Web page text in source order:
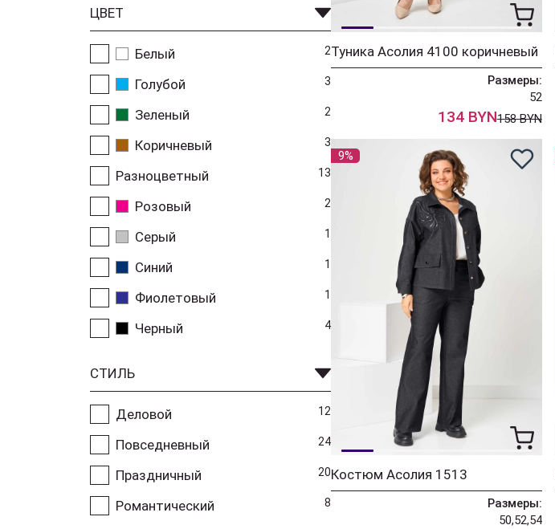
ЦВЕТ
Белый 2
Голубой 3
Зеленый 2
Коричневый 3
Разноцветный 13
Розовый 2
Серый 1
Синий 1
Фиолетовый 1
Черный 4
СТИЛЬ
Деловой 12
Повседневный 24
Праздничный 20
Романтический 8
Туника Асолия 4100 коричневый
Размеры:
52
134 BYN158 BYN
9%
Костюм Асолия 1513
Размеры:
50,52,54